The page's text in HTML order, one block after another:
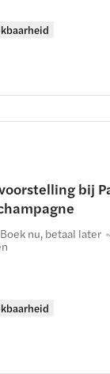
bij
Boek nu, betaal later